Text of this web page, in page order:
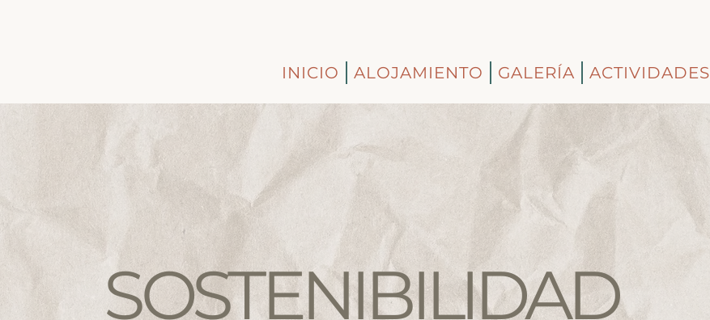
INICIO ALOJAMIENTO GALERÍA ACTIVIDADES
SOSTENIBILIDAD